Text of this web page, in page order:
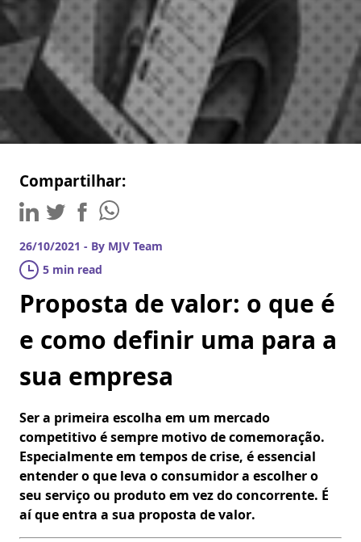
Compartilhar:
26/10/2021 - By MJV Team
5 min read
Proposta de valor: o que é
e como definir uma para a
sua empresa
Ser a primeira escolha em um mercado
competitivo é sempre motivo de comemoração.
Especialmente em tempos de crise, é essencial
entender o que leva o consumidor a escolher o
seu serviço ou produto em vez do concorrente. É
aí que entra a sua proposta de valor.